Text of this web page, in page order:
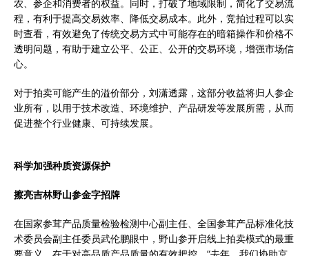
农、参企和消费者的权益。同时，打破了地域限制，简化了交易流
程，有利于提高交易效率、降低交易成本。此外，竞拍过程可以实
时查看，有效避免了传统交易方式中可能存在的暗箱操作和价格不
透明问题，有助于建立公平、公正、公开的交易环境，增强市场信
心。
对于拍卖可能产生的溢价部分，刘潇透露，这部分收益将归人参企
业所有，以用于技术改造、环境维护、产品研发等发展所需，从而
促进整个行业健康、可持续发展。
科学加强种质资源保护
擦亮吉林野山参金字招牌
在国家参茸产品质量检验检测中心副主任、全国参茸产品标准化技
术委员会副主任委员武伦鹏眼中，野山参开启线上拍卖模式的最重